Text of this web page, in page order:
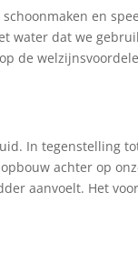
en
water dat we
de
In tegenstelling
achter op
aanvoelt. Het